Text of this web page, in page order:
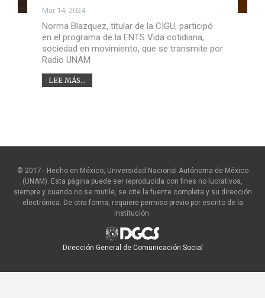
Mar 14, 2024
Norma Blazquez, titular de la CIGU, participó
en el programa de la ENTS Vida cotidiana,
sociedad en movimiento, que se transmite por
Radio UNAM
LEE MÁS...
© 2017 - Hecho en México, Universidad Nacional Autónoma de México
(UNAM). Esta página puede ser reproducida con fines no lucrativos,
siempre y cuando no se mutile, se cite la fuente completa y su dirección
electrónica. De otra forma, requiere permiso previo por escrito de la
institución.
Dirección General de Comunicación Social